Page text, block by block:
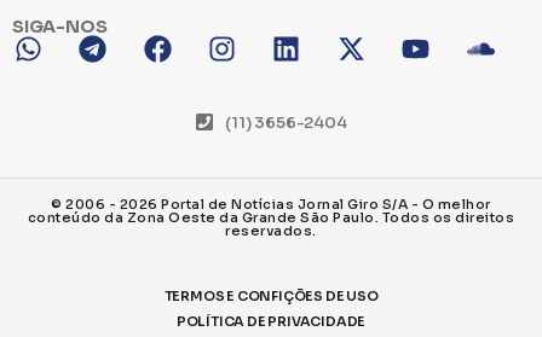
SIGA-NOS
(11) 3656-2404
© 2006 - 2026 Portal de Notícias Jornal Giro S/A - O melhor
conteúdo da Zona Oeste da Grande São Paulo. Todos os direitos
reservados.
TERMOS E CONFIÇÕES DE USO
POLÍTICA DE PRIVACIDADE